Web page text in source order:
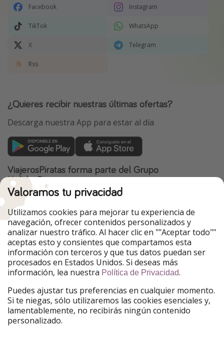
Facebook Instagram
TikTok WhatsApp
X Telegram
Rss
¿Quieres recibir nuestras últimas ofertas?
Descarga nuestra App para estar al día
ViajerosPiratas forma parte del Grupo
HolidayPirates
Nuestros mercados
PiratinViaggio
HolidayPirates
VakantiePiraten
WakacyjniPiraci
VoyagesPirates
Ferienpiraten
Urlaubspiraten
Urlaubspiraten
TravelPirates
Nuestro grupo
HolidayPirates Group
Conócenos mejor
Sobre ViajerosPiratas
Información legal
Valoramos tu privacidad
Utilizamos cookies para mejorar tu experiencia de
navegación, ofrecer contenidos personalizados y
analizar nuestro tráfico. Al hacer clic en ""Aceptar todo""
aceptas esto y consientes que compartamos esta
información con terceros y que tus datos puedan ser
procesados en Estados Unidos. Si deseas más
información, lea nuestra Política de Privacidad.
Puedes ajustar tus preferencias en cualquier momento.
Si te niegas, sólo utilizaremos las cookies esenciales y,
lamentablemente, no recibirás ningún contenido
personalizado.